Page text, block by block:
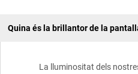
Quina és la brillantor de la
La lluminositat dels